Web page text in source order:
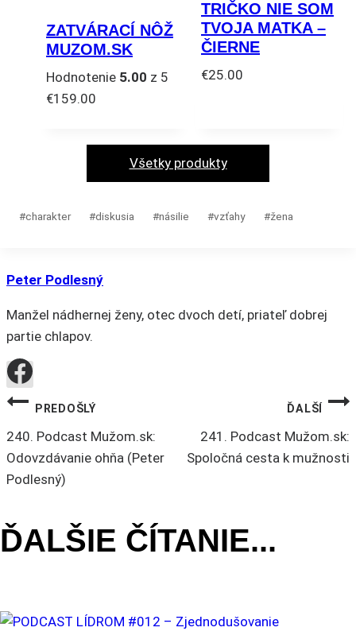
si
môžete
na
stránke
variantov.
Možnosti
si
môžete
stránke
produktu.
ZATVÁRACÍ NÔŽ
MUZOM.SK
Hodnotenie 5.00 z 5
€159.00
TRIČKO NIE SOM
TVOJA MATKA –
ČIERNE
€25.00
viacero
variantov.
si
stránke
Všetky produkty
#charakter #diskusia #násilie #vzťahy #žena
Peter Podlesný
Manžel nádhernej ženy, otec dvoch detí, priateľ dobrej
partie chlapov.
NAVIGÁCIA
V
PREDOŠLÝ
240. Podcast Mužom.sk:
Odovzdávanie ohňa (Peter
Podlesný)
ĎALŠÍ
241. Podcast Mužom.sk:
Spoločná cesta k mužnosti
ĎALŠIE ČÍTANIE...